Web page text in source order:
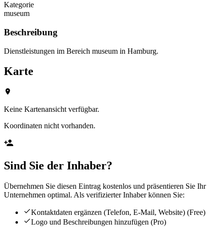
Kategorie
museum
Beschreibung
Dienstleistungen im Bereich museum in Hamburg.
Karte
Keine Kartenansicht verfügbar.
Koordinaten nicht vorhanden.
Sind Sie der Inhaber?
Übernehmen Sie diesen Eintrag kostenlos und präsentieren Sie Ihr
Unternehmen optimal. Als verifizierter Inhaber können Sie:
Kontaktdaten ergänzen (Telefon, E-Mail, Website) (Free)
Logo und Beschreibungen hinzufügen (Pro)